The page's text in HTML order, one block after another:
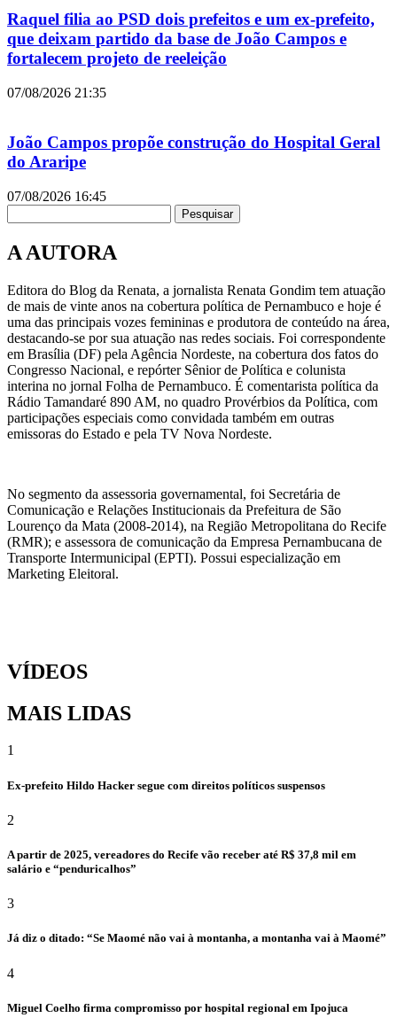
Raquel filia ao PSD dois prefeitos e um ex-prefeito,
que deixam partido da base de João Campos e
fortalecem projeto de reeleição
07/08/2026 21:35
João Campos propõe construção do Hospital Geral
do Araripe
07/08/2026 16:45
Pesquisar
A AUTORA
Editora do Blog da Renata, a jornalista Renata Gondim tem atuação
de mais de vinte anos na cobertura política de Pernambuco e hoje é
uma das principais vozes femininas e produtora de conteúdo na área,
destacando-se por sua atuação nas redes sociais. Foi correspondente
em Brasília (DF) pela Agência Nordeste, na cobertura dos fatos do
Congresso Nacional, e repórter Sênior de Política e colunista
interina no jornal Folha de Pernambuco. É comentarista política da
Rádio Tamandaré 890 AM, no quadro Provérbios da Política, com
participações especiais como convidada também em outras
emissoras do Estado e pela TV Nova Nordeste.
No segmento da assessoria governamental, foi Secretária de
Comunicação e Relações Institucionais da Prefeitura de São
Lourenço da Mata (2008-2014), na Região Metropolitana do Recife
(RMR); e assessora de comunicação da Empresa Pernambucana de
Transporte Intermunicipal (EPTI). Possui especialização em
Marketing Eleitoral.
VÍDEOS
MAIS LIDAS
1
Ex-prefeito Hildo Hacker segue com direitos políticos suspensos
2
A partir de 2025, vereadores do Recife vão receber até R$ 37,8 mil em
salário e “penduricalhos”
3
Já diz o ditado: “Se Maomé não vai à montanha, a montanha vai à Maomé”
4
Miguel Coelho firma compromisso por hospital regional em Ipojuca